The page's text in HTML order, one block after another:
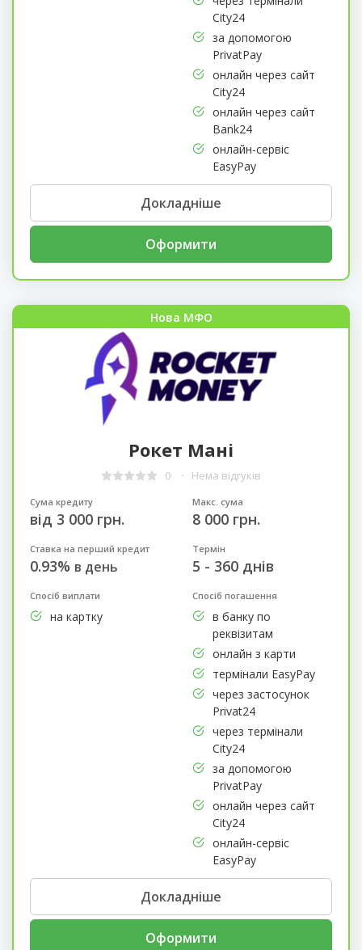
City24
за допомогою
PrivatPay
онлайн через сайт
City24
онлайн через сайт
Bank24
онлайн-сервіс
EasyPay
Докладніше
Оформити
Нова МФО
Рокет Мані
0 Нема відгуків
Сума кредиту
від 3 000 грн.
Макс. сума
8 000 грн.
Ставка на перший кредит
0.93% в день
Термін
5 - 360 днів
Спосіб виплати
на картку
Спосіб погашення
в банку по
реквізитам
онлайн з карти
термінали EasyPay
через застосунок
Privat24
через термінали
City24
за допомогою
PrivatPay
онлайн через сайт
City24
онлайн-сервіс
EasyPay
Докладніше
Оформити